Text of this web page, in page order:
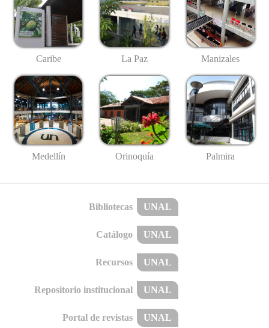
Caribe La Paz Manizales
Medellín Orinoquía Palmira
Bibliotecas UNAL
Catálogo UNAL
Recursos UNAL
Repositorio institucional UNAL
Portal de revistas UNAL